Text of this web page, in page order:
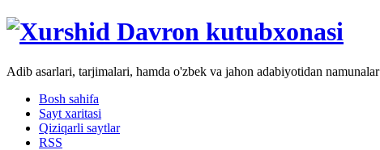
Adib asarlari, tarjimalari, hamda o'zbek va jahon adabiyotidan namunalar
Bosh sahifa
Sayt xaritasi
Qiziqarli saytlar
RSS